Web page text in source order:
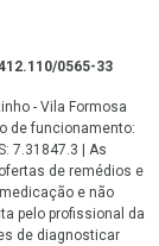
0565-33
- Vila Formosa
de funcionamento:
7.31847.3 | As
de remédios e
e não
pelo profissional da
de diagnosticar